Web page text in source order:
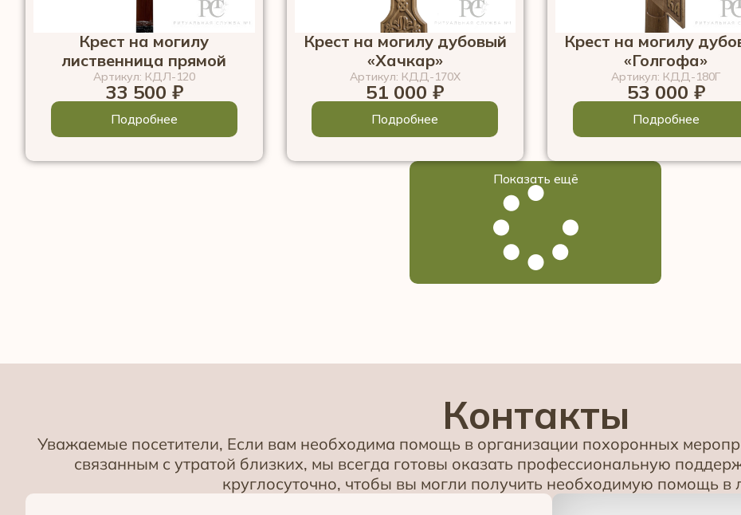
Крест на могилу
лиственница прямой
Артикул: КДЛ-120
33 500 ₽
Подробнее
Крест на могилу дубовый
«Хачкар»
Артикул: КДД-170Х
51 000₽
Подробнее
Крест на могилу
«Голгофа»
Артикул: КДД-180Г
53 000 ₽
Подробнее
Показать ещё
Контакты
Уважаемые посетители, Если вам необходима помощь в организации похоронных
связанным с утратой близких, мы всегда готовы оказать профессиональную
круглосуточно, чтобы вы могли получить необходимую помощь в